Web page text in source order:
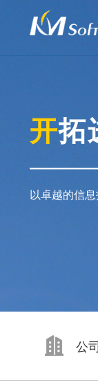
开拓
以卓越的信
公